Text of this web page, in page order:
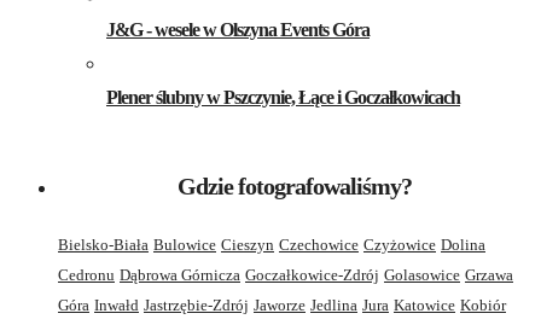
J&G - wesele w Olszyna Events Góra
Plener ślubny w Pszczynie, Łące i Goczałkowicach
Gdzie fotografowaliśmy?
Bielsko-Biała Bulowice Cieszyn Czechowice Czyżowice Dolina
Cedronu Dąbrowa Górnicza Goczałkowice-Zdrój Golasowice Grzawa
Góra Inwałd Jastrzębie-Zdrój Jaworze Jedlina Jura Katowice Kobiór